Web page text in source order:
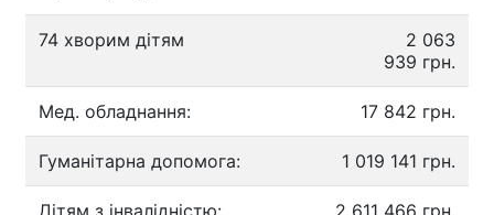
74 хворим дітям
2 063
939 грн.
Мед. обладнання: 17 842 грн.
Гуманітарна допомога: 1 019 141 грн.